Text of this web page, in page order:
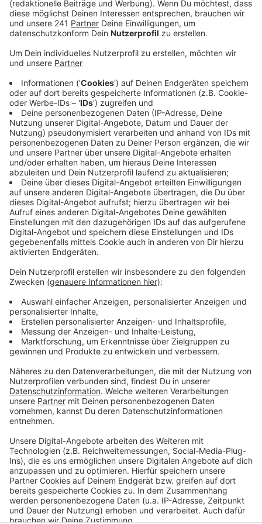
Anzeige
Anzeige
Die Traditionsmannschaft der Werkself spielt heute
Abend gegen die Alten Herren vom SSV
Lützenkirchen. Das Ganze ist für den guten Zweck: der
komplette Erlös soll an die Initiative „Leverkusen hilft
krebskranken Kindern“ gespendet werden. Der Abend
in der Brucharena in Lützenkirchen beginnt um 17 Uhr
30 mit einem Spiel der Jugendmannschaft. Es gibt
auch ein Rahmenprogramm für Familien.
Anzeige
Weitere Meldungen aus Leverkusen
Anzeige
Kardinal Woelki siegt im Rechtsstreit gegen Axel
Neues Wohnviertel in Leverkusen Opladen
Neues Wohnviertel in Leverkusen Opladen
Anzeige
Anzeige